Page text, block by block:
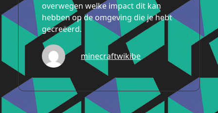
overwegen welke impact dit kan
hebben op de omgeving die je hebt
gecreëerd.
minecraftwikibe